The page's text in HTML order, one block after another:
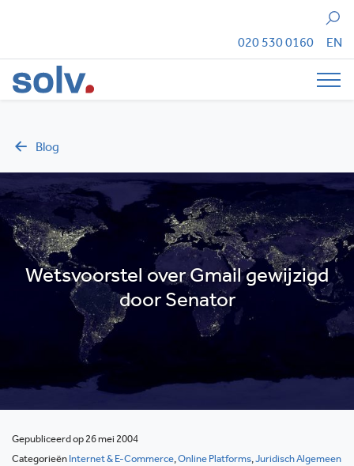
Zoeken
020 530 0160 EN
Blog
Wetsvoorstel over Gmail gewijzigd
door Senator
Gepubliceerd op 26 mei 2004
Categorieën Internet & E-Commerce,Online Platforms,Juridisch Algemeen